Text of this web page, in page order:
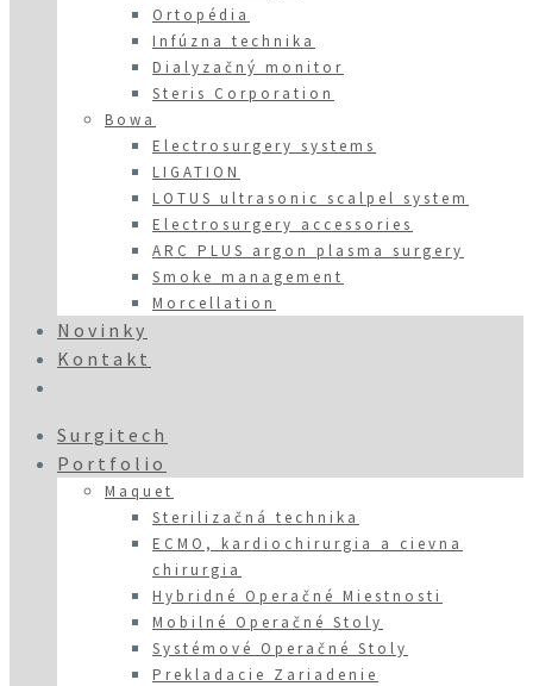
Ortopédia
Infúzna technika
Dialyzačný monitor
Steris Corporation
Bowa
Electrosurgery systems
LIGATION
LOTUS ultrasonic scalpel system
Electrosurgery accessories
ARC PLUS argon plasma surgery
Smoke management
Morcellation
Novinky
Kontakt
Surgitech
Portfolio
Maquet
Sterilizačná technika
ECMO, kardiochirurgia a cievna
chirurgia
Hybridné Operačné Miestnosti
Mobilné Operačné Stoly
Systémové Operačné Stoly
Prekladacie Zariadenie